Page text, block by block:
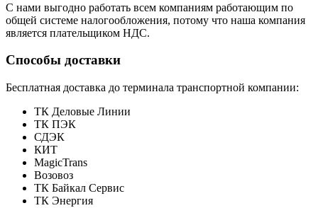
С нами выгодно работать всем компаниям работающим по
общей системе налогообложения, потому что наша компания
является плательщиком НДС.
Способы доставки
Бесплатная доставка до терминала транспортной компании:
ТК Деловые Линии
ТК ПЭК
СДЭК
КИТ
MagicTrans
Возовоз
ТК Байкал Сервис
ТК Энергия